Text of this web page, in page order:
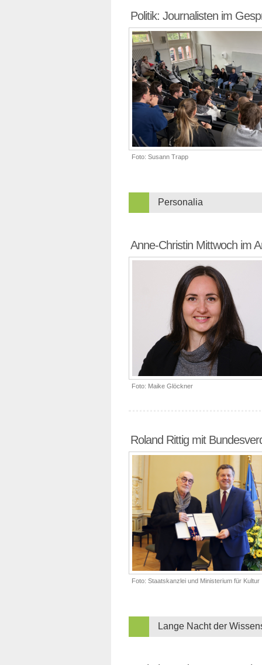
Politik: Journalisten im
Foto: Susann Trapp
Personalia
Anne-Christin Mittwoch im
Foto: Maike Glöckner
Roland Rittig mit
Foto: Staatskanzlei und Ministerium für Kultur
Lange Nacht der